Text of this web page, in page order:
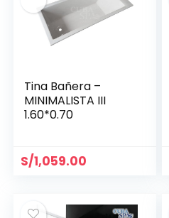
Tina Bañera –
MINIMALISTA III
1.60*0.70
S/1,059.00